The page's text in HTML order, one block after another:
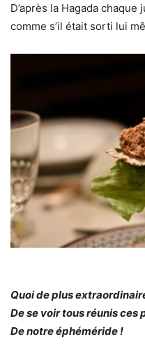
D’après la Hagada
comme s’il était sorti lui
Quoi de plus
De se voir tous réunis ces
De notre éphéméride !